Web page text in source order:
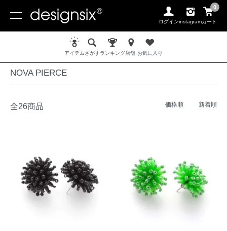
ログインinstagram
0
カート
アイテムさがすランキング店舗 お気に入り
PIERCE / ピアス NOVA PIERCE
NOVA PIERCE
全26商品 価格順 新着順